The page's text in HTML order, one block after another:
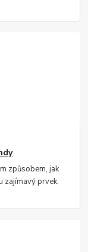
způsobem, jak
zajímavý prvek.